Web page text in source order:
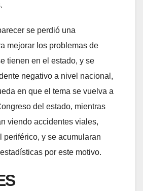
se perdió una
mejorar los problemas de
tienen en el estado, y se
negativo a nivel nacional,
en que el tema se vuelva a
del estado, mientras
viendo accidentes viales,
periférico, y se acumularan
por este motivo.